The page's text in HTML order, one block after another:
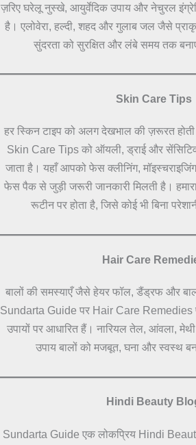
ज़रिए घरेलू नुस्खे, आयुर्वेदिक उपाय और नेचुरल
है। एलोवेरा, हल्दी, शहद और गुलाब जल जैसे
सुंदरता को सुरक्षित और लंबे समय तक
Skin Care Tips
हर स्किन टाइप को अलग देखभाल की ज़रूरत
Skin Care Tips को ऑयली, ड्राई और
जाता है। यहाँ आपको फेस क्लीनिंग,
फेस पैक से जुड़ी जरूरी जानकारी मिलती है।
रूटीन पर होता है, जिसे कोई भी बिना
Hair Care
बालों की समस्याएँ जैसे हेयर फॉल, डैंड्रफ और
Sundarta Guide पर Hair Care Remedies
उपायों पर आधारित हैं। नारियल तेल, आंवला,
उपाय बालों को मजबूत, घना और स्वस्थ
Hindi Beauty
Sundarta Guide एक लोकप्रिय Hindi